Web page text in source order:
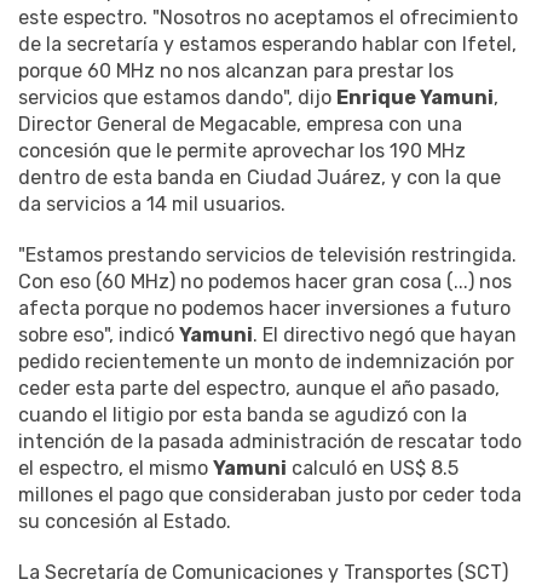
este espectro. "Nosotros no aceptamos el ofrecimiento
de la secretaría y estamos esperando hablar con Ifetel,
porque 60 MHz no nos alcanzan para prestar los
servicios que estamos dando", dijo Enrique Yamuni,
Director General de Megacable, empresa con una
concesión que le permite aprovechar los 190 MHz
dentro de esta banda en Ciudad Juárez, y con la que
da servicios a 14 mil usuarios.
"Estamos prestando servicios de televisión restringida.
Con eso (60 MHz) no podemos hacer gran cosa (...) nos
afecta porque no podemos hacer inversiones a futuro
sobre eso", indicó Yamuni. El directivo negó que hayan
pedido recientemente un monto de indemnización por
ceder esta parte del espectro, aunque el año pasado,
cuando el litigio por esta banda se agudizó con la
intención de la pasada administración de rescatar todo
el espectro, el mismo Yamuni calculó en US$ 8.5
millones el pago que consideraban justo por ceder toda
su concesión al Estado.
La Secretaría de Comunicaciones y Transportes (SCT)